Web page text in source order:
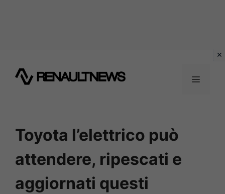
MENU
Toyota l’elettrico può
attendere, ripescati e
aggiornati questi